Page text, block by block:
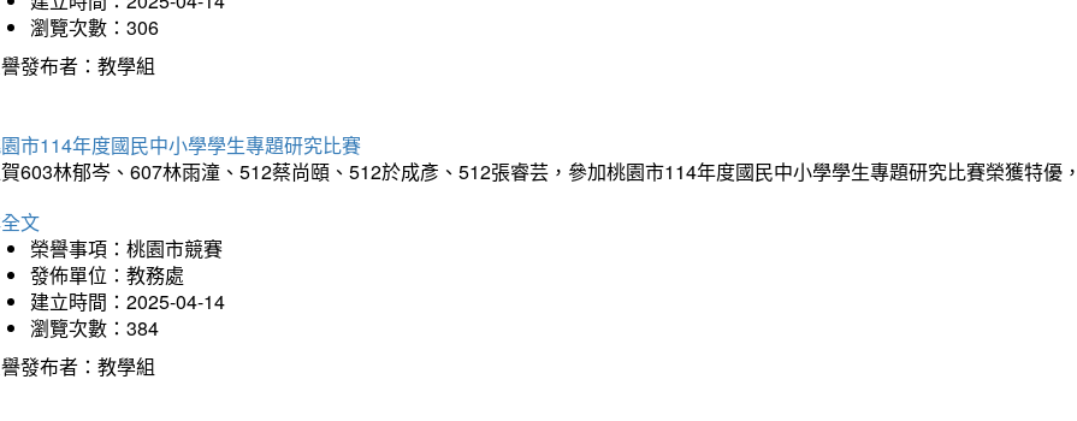
瀏覽次數：306
發布者：教學組
市114年度國民中小學學生專題研究比賽
603林郁岑、607林雨潼、512蔡尚頤、512於成彥、512張睿芸，參加桃園市114年度國民中小學學生專題研究比賽榮獲特優
文
榮譽事項：桃園市競賽
發佈單位：教務處
建立時間：2025-04-14
瀏覽次數：384
發布者：教學組